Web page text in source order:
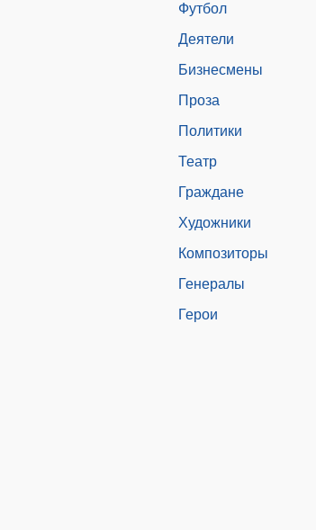
Футбол
Деятели
Бизнесмены
Проза
Политики
Театр
Граждане
Художники
Композиторы
Генералы
Герои